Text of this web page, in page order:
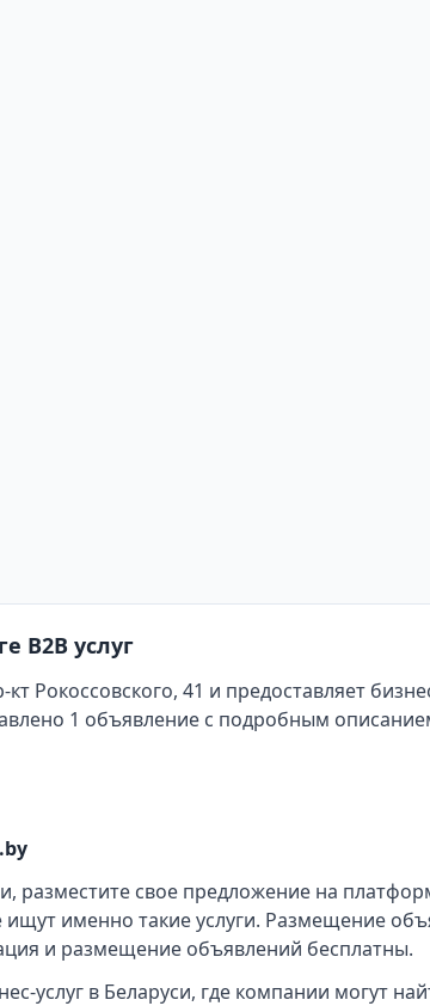
B2B услуг
Рокоссовского, 41 и предоставляет
1 объявление с подробным
разместите свое предложение на
именно такие услуги. Размещение
и размещение объявлений бесплатны.
услуг в Беларуси, где компании могут